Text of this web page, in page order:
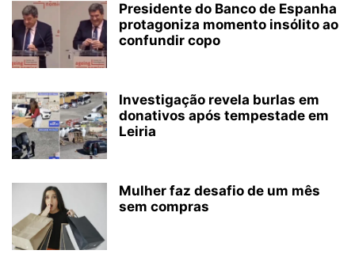
Presidente do Banco de Espanha
protagoniza momento insólito ao
confundir copo
Investigação revela burlas em
donativos após tempestade em
Leiria
Mulher faz desafio de um mês
sem compras